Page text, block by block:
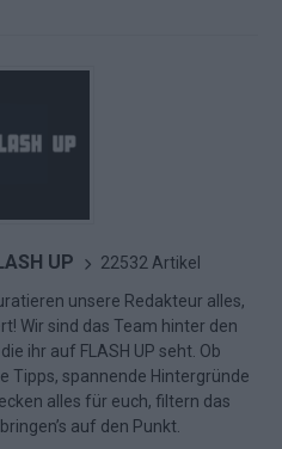
UP 22532 Artikel
unsere Redakteur alles,
Wir sind das Team hinter den
ihr auf FLASH UP seht. Ob
Tipps, spannende Hintergründe
alles für euch, filtern das
auf den Punkt.